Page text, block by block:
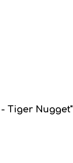
Tiger Nugget"